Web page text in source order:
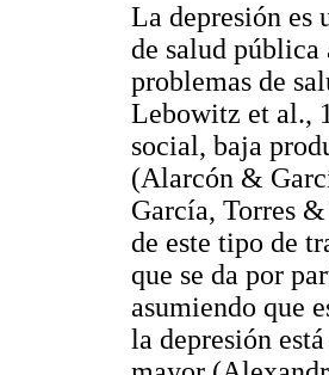
La depresión es
de salud
problemas de
Lebowitz et al.,
social, baja
(Alarcón &
García, Torres
de este tipo de
que se da por
asumiendo que
la depresión